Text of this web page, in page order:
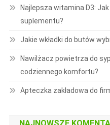
Najlepsza witamina D3:
suplementu?
Jakie wkładki do butów
Nawilżacz powietrza do
codziennego komfortu?
Apteczka zakładowa do